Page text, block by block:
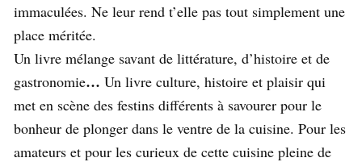
immaculées. Ne leur rend t’elle pas tout simplement une
place méritée.
Un livre mélange savant de littérature, d’histoire et de
gastronomie… Un livre culture, histoire et plaisir qui
met en scène des festins différents à savourer pour le
bonheur de plonger dans le ventre de la cuisine. Pour les
amateurs et pour les curieux de cette cuisine pleine de